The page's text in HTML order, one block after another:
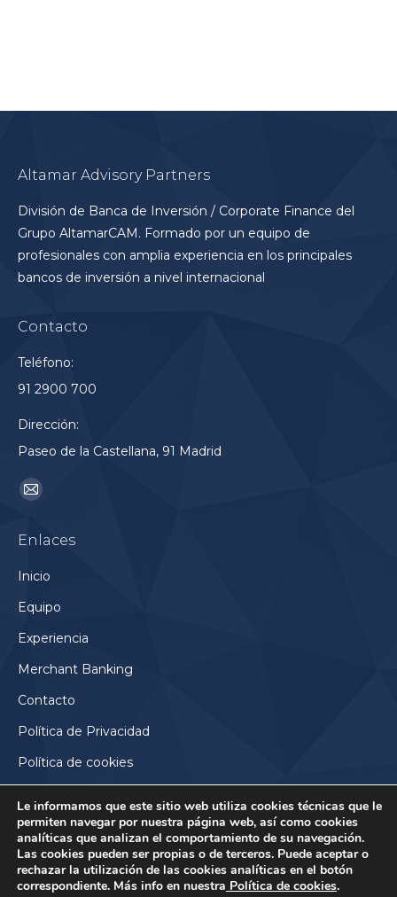
Altamar Advisory Partners
División de Banca de Inversión / Corporate Finance del
Grupo AltamarCAM. Formado por un equipo de
profesionales con amplia experiencia en los principales
bancos de inversión a nivel internacional
Contacto
Teléfono:
91 2900 700
Dirección:
Paseo de la Castellana, 91 Madrid
Encuéntranos en:
Mail
opens
in
window
Enlaces
Inicio
Equipo
Experiencia
Merchant Banking
Contacto
Política de Privacidad
Política de cookies
Le informamos que este sitio web utiliza cookies técnicas que le
permiten navegar por nuestra página web, así como cookies
analíticas que analizan el comportamiento de su navegación.
Las cookies pueden ser propias o de terceros. Puede aceptar o
rechazar la utilización de las cookies analíticas en el botón
correspondiente. Más info en nuestra Política de cookies.